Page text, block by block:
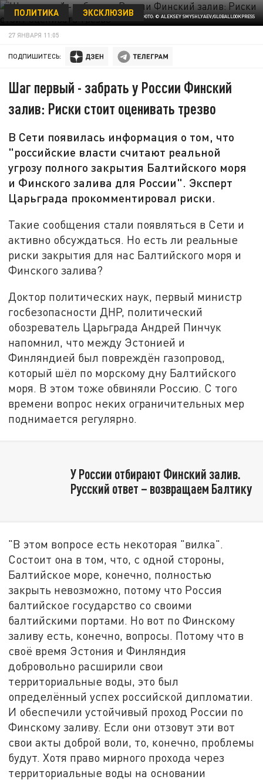
ФОТО: © ALEKSEY SMYSHLYAEV/GLOBALLOOKPRESS
ПОЛИТИКА ЭКСКЛЮЗИВ
27 ЯНВАРЯ 11:05
ПОДПИШИТЕСЬ:
Шаг первый - забрать у России Финский
залив: Риски стоит оценивать трезво
В Сети появилась информация о том, что
"российские власти считают реальной
угрозу полного закрытия Балтийского моря
и Финского залива для России". Эксперт
Царьграда прокомментировал риски.
Такие сообщения стали появляться в Сети и
активно обсуждаться. Но есть ли реальные
риски закрытия для нас Балтийского моря и
Финского залива?
Доктор политических наук, первый министр
госбезопасности ДНР, политический
обозреватель Царьграда Андрей Пинчук
напомнил, что между Эстонией и
Финляндией был повреждён газопровод,
который шёл по морскому дну Балтийского
моря. В этом тоже обвиняли Россию. С того
времени вопрос неких ограничительных мер
поднимается регулярно.
У России отбирают Финский залив.
Русский ответ – возвращаем Балтику
"В этом вопросе есть некоторая "вилка".
Состоит она в том, что, с одной стороны,
Балтийское море, конечно, полностью
закрыть невозможно, потому что Россия
балтийское государство со своими
балтийскими портами. Но вот по Финскому
заливу есть, конечно, вопросы. Потому что в
своё время Эстония и Финляндия
добровольно расширили свои
территориальные воды, это был
определённый успех российской дипломатии.
И обеспечили устойчивый проход России по
Финскому заливу. Если они отзовут эти вот
свои акты доброй воли, то, конечно, проблемы
будут. Хотя право мирного прохода через
территориальные воды на основании